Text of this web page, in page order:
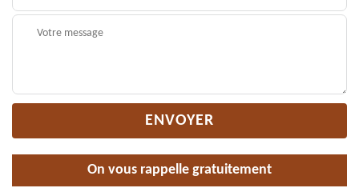
On vous rappelle gratuitement